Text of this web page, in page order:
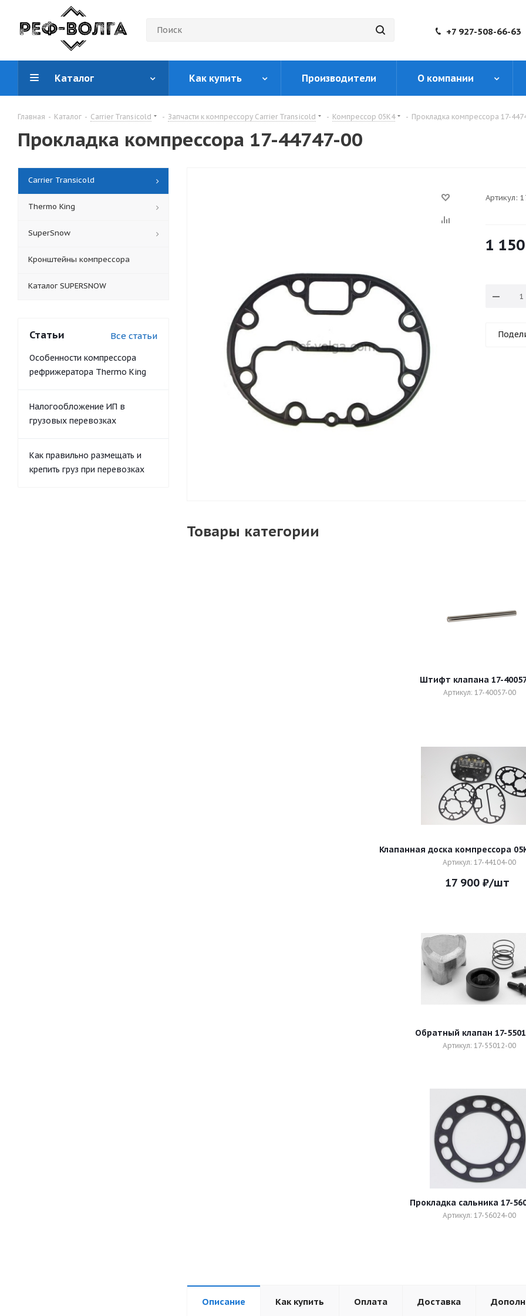
+7 927-508-66-63
Каталог Как купить Производители О компании
Главная - Каталог - Carrier Transicold - Запчасти к компрессору Carrier Transicold - Компрессор 05K4 - Прокладка компрессора 17-
Прокладка компрессора 17-44747-00
Артикул:
1 150
Товары категории
Штифт клапана 17-
Артикул: 17-40057-00
Клапанная доска компрессора
Артикул: 17-44104-00
17 900 ₽/шт
Обратный клапан 17-
Артикул: 17-55012-00
Прокладка сальника 17-
Артикул: 17-56024-00
Описание Как купить Оплата Доставка
Carrier Transicold
Thermo King
SuperSnow
Кронштейны компрессора
Каталог SUPERSNOW
Статьи Все статьи
Особенности компрессора
рефрижератора Thermo King
Налогообложение ИП в
грузовых перевозках
Как правильно размещать и
крепить груз при перевозках